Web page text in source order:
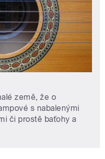
země, že o
s nabalenými
či prostě baťohy a